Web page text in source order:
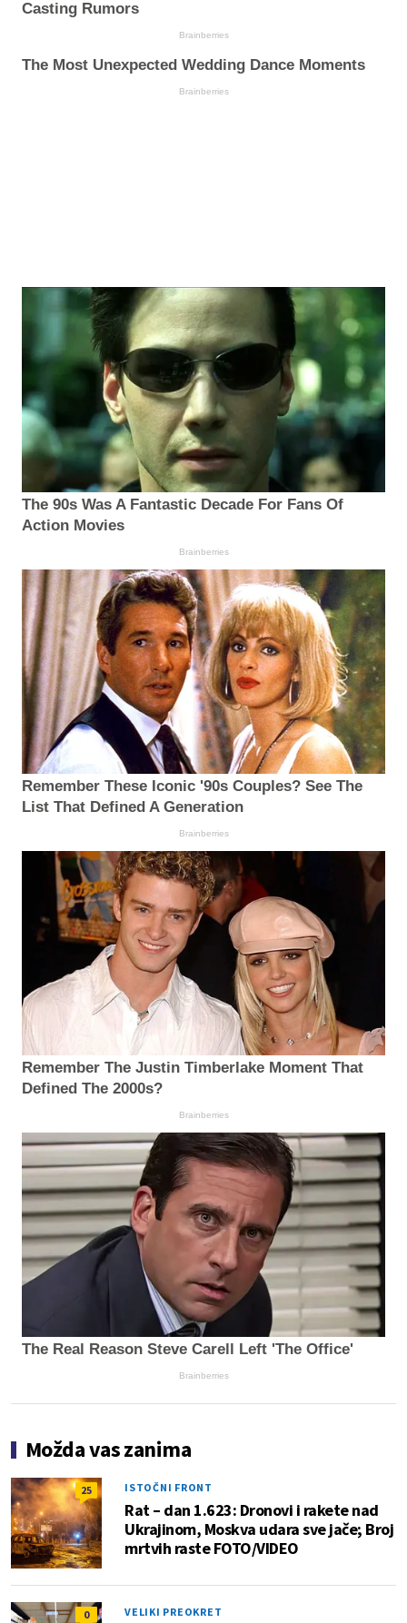
Casting Rumors
Brainberries
The Most Unexpected Wedding Dance Moments
Brainberries
The 90s Was A Fantastic Decade For Fans Of
Action Movies
Brainberries
Remember These Iconic '90s Couples? See The
List That Defined A Generation
Brainberries
Remember The Justin Timberlake Moment That
Defined The 2000s?
Brainberries
The Real Reason Steve Carell Left 'The Office'
Brainberries
Možda vas zanima
25 ISTOČNI FRONT
Rat – dan 1.623: Dronovi i rakete nad
Ukrajinom, Moskva udara sve jače; Broj
mrtvih raste FOTO/VIDEO
0 VELIKI PREOKRET